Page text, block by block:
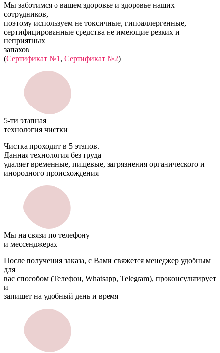
Мы заботимся о вашем здоровье и здоровье наших
сотрудников,
поэтому используем не токсичные, гипоаллергенные,
сертифицированные средства не имеющие резких и
неприятных
запахов
(Сертификат №1 , Сертификат №2)
5-ти этапная
технология чистки
Чистка проходит в 5 этапов.
Данная технология без труда
удаляет временные, пищевые, загрязнения органического и
инородного происхождения
Мы на связи по телефону
и мессенджерах
После получения заказа, с Вами свяжется менеджер удобным
для
вас способом (Телефон, Whatsapp, Telegram), проконсультирует
и
запишет на удобный день и время